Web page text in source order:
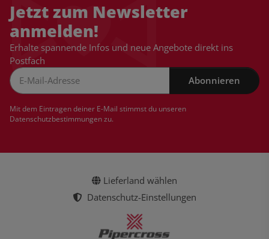
Jetzt zum Newsletter
anmelden!
Erhalte spannende Infos und neue Angebote direkt ins
Postfach
Abonnieren
Mit dem Eintragen deiner E-Mail stimmst du unseren
Datenschutzbestimmungenzu.
Lieferland wählen
Datenschutz-Einstellungen